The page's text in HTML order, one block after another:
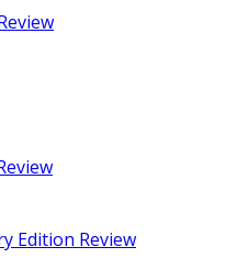
Edition Review